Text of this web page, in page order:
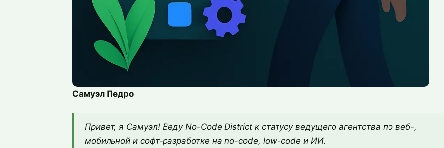
Самуэл Педро
Привет, я Самуэл! Веду No-Code District к статусу ведущего агентства по веб-,
мобильной и софт‑разработке на no-code, low-code и ИИ.